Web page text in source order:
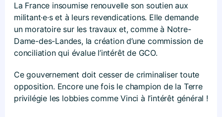
La France insoumise renouvelle son soutien aux
militant·e·s et à leurs revendications. Elle demande
un moratoire sur les travaux et, comme à Notre-
Dame-des-Landes, la création d’une commission de
conciliation qui évalue l’intérêt de GCO.
Ce gouvernement doit cesser de criminaliser toute
opposition. Encore une fois le champion de la Terre
privilégie les lobbies comme Vinci à l’intérêt général !